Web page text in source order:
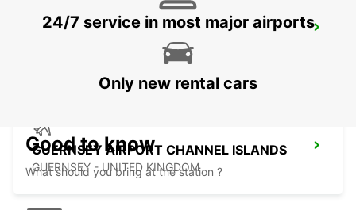
SAINT-LO
GUERNSEY AIRPORT CHANNEL ISLANDS
GUERNSEY - UNITED KINGDOM
24/7 service in most major airports
Only new rental cars
Good to know
What should you bring at the station ?